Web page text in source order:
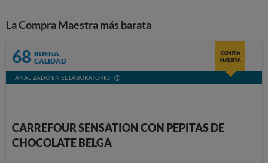
La Compra Maestra más barata
68 BUENA
CALIDAD
COMPRA
MAESTRA
ANALIZADO EN EL LABORATORIO
CARREFOUR SENSATION CON PEPITAS DE
CHOCOLATE BELGA